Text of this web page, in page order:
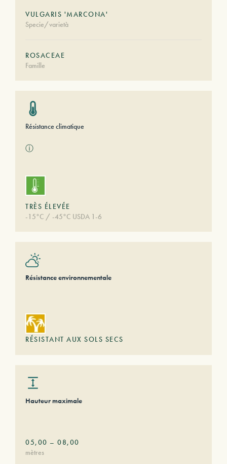
VULGARIS 'MARCONA'
Specie/varietà
ROSACEAE
Famille
Résistance climatique
ⓘ
TRÈS ÉLEVÉE
-15°C / -45°C USDA 1-6
Résistance environnementale
RÉSISTANT AUX SOLS SECS
Hauteur maximale
05,00 – 08,00
mètres